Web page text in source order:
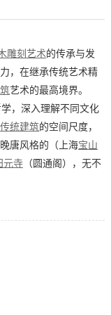
雕刻艺术的传承与发
，在继承传统艺术精
艺术的最高境界。
，深入理解不同文化
传统建筑的空间尺度，
唐风格的（上海宝山
元寺（圆通阁），无不